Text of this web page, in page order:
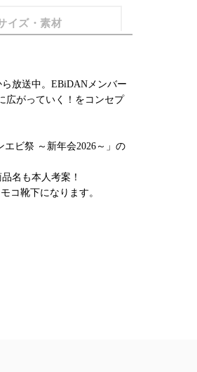
イズ・素材
放送中。EBiDANメンバー
広がっていく！をコンセプ
ビ祭 ～新年会2026～」の
名も本人考案！
コ靴下になります。